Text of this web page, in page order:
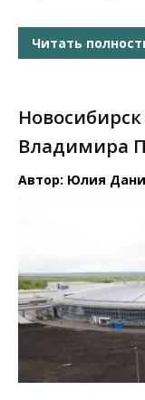
Читать
Новосибирск
Владимира
Автор: Юлия